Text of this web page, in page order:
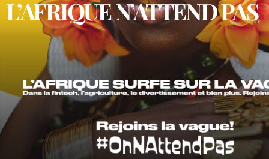
L’AFRIQUE N’ATTEND PAS